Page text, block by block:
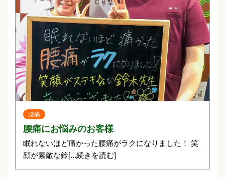
腰痛
腰痛にお悩みのお客様
眠れないほど痛かった腰痛がラクになりました！ 笑
顔が素敵な鈴[...続きを読む]